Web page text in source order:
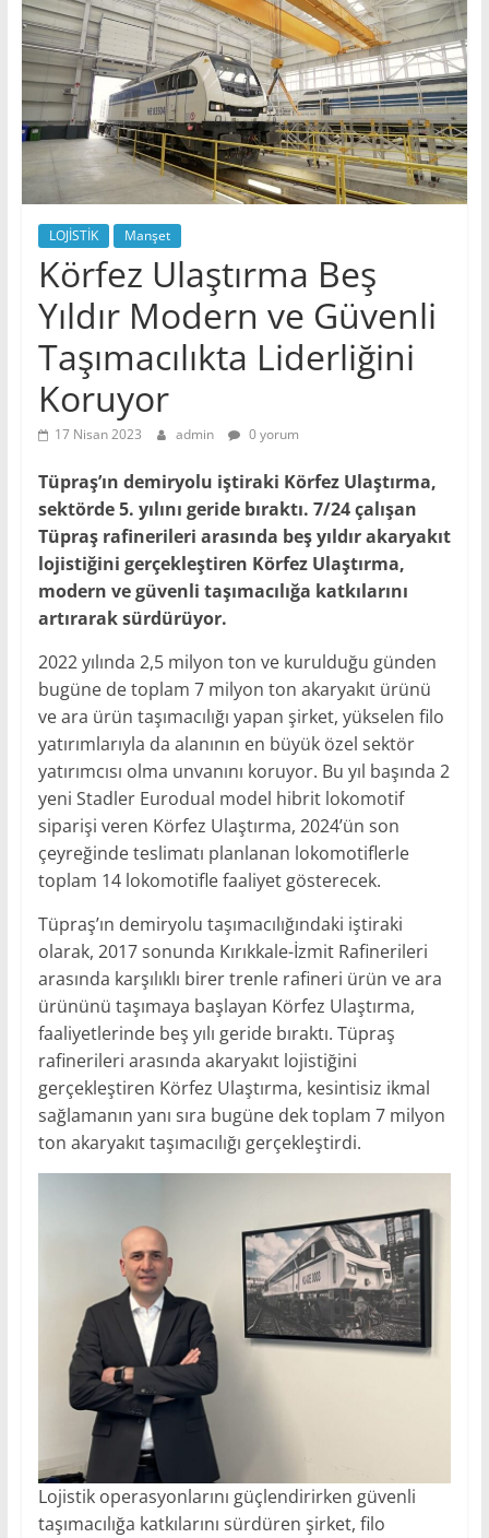
LOJİSTİK Manşet
Körfez Ulaştırma Beş
Yıldır Modern ve Güvenli
Taşımacılıkta Liderliğini
Koruyor
17 Nisan 2023 admin 0 yorum
Tüpraş’ın demiryolu iştiraki Körfez Ulaştırma,
sektörde 5. yılını geride bıraktı. 7/24 çalışan
Tüpraş rafinerileri arasında beş yıldır akaryakıt
lojistiğini gerçekleştiren Körfez Ulaştırma,
modern ve güvenli taşımacılığa katkılarını
artırarak sürdürüyor.
2022 yılında 2,5 milyon ton ve kurulduğu günden
bugüne de toplam 7 milyon ton akaryakıt ürünü
ve ara ürün taşımacılığı yapan şirket, yükselen filo
yatırımlarıyla da alanının en büyük özel sektör
yatırımcısı olma unvanını koruyor. Bu yıl başında 2
yeni Stadler Eurodual model hibrit lokomotif
siparişi veren Körfez Ulaştırma, 2024’ün son
çeyreğinde teslimatı planlanan lokomotiflerle
toplam 14 lokomotifle faaliyet gösterecek.
Tüpraş’ın demiryolu taşımacılığındaki iştiraki
olarak, 2017 sonunda Kırıkkale-İzmit Rafinerileri
arasında karşılıklı birer trenle rafineri ürün ve ara
ürününü taşımaya başlayan Körfez Ulaştırma,
faaliyetlerinde beş yılı geride bıraktı. Tüpraş
rafinerileri arasında akaryakıt lojistiğini
gerçekleştiren Körfez Ulaştırma, kesintisiz ikmal
sağlamanın yanı sıra bugüne dek toplam 7 milyon
ton akaryakıt taşımacılığı gerçekleştirdi.
Lojistik operasyonlarını güçlendirirken güvenli
taşımacılığa katkılarını sürdüren şirket, filo